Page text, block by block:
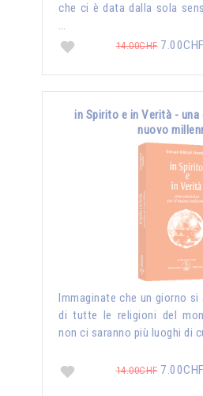
che ci è data dalla sola
…
14.00CHF7.00CHF
in Spirito e in Verità -
nuovo
Immaginate che un giorno si
di tutte le religioni del
non ci saranno più luoghi di
14.00CHF7.00CHF